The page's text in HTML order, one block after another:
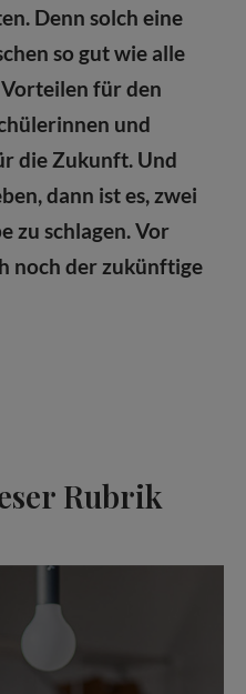
Denn solch eine
so gut wie alle
für den
und
die Zukunft. Und
dann ist es, zwei
zu schlagen. Vor
noch der zukünftige
Rubrik